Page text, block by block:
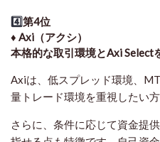
4️⃣第4位
♦️ Axi（アクシ）
本格的な取引環境とAxi Select
Axiは、低スプレッド環境、
量トレード環境を重視したい
さらに、条件に応じて資金提